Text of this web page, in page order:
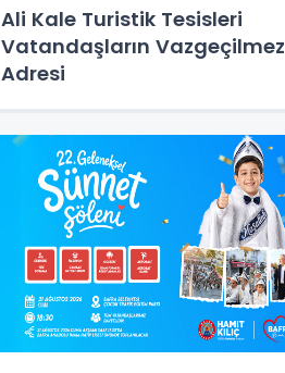
Ali Kale Turistik Tesisleri
Vatandaşların Vazgeçilmez
Adresi